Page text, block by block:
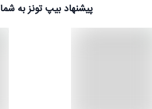
پیشنهاد بیپ تونز به شما